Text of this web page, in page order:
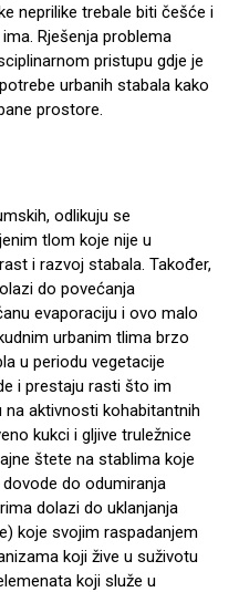
neprilike trebale biti češće i
Rješenja problema
pristupu gdje je
urbanih stabala kako
prostore.
odlikuju se
tlom koje nije u
i razvoj stabala. Također,
do povećanja
evaporaciju i ovo malo
urbanim tlima brzo
u periodu vegetacije
i prestaju rasti što im
aktivnosti kohabitantnih
kukci i gljive truležnice
štete na stablima koje
do odumiranja
dolazi do uklanjanja
koje svojim raspadanjem
koji žive u suživotu
koji služe u